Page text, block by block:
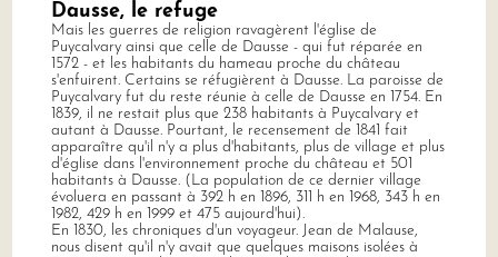
Dausse, le refuge
Mais les guerres de religion ravagèrent l'église de
Puycalvary ainsi que celle de Dausse - qui fut réparée en
1572 - et les habitants du hameau proche du château
s'enfuirent. Certains se réfugièrent à Dausse. La paroisse de
Puycalvary fut du reste réunie à celle de Dausse en 1754. En
1839, il ne restait plus que 238 habitants à Puycalvary et
autant à Dausse. Pourtant, le recensement de 1841 fait
apparaître qu'il n'y a plus d'habitants, plus de village et plus
d'église dans l'environnement proche du château et 501
habitants à Dausse. (La population de ce dernier village
évoluera en passant à 392 h en 1896, 311 h en 1968, 343 h en
1982, 429 h en 1999 et 475 aujourd'hui).
En 1830, les chroniques d'un voyageur. Jean de Malause,
nous disent qu'il n'y avait que quelques maisons isolées à